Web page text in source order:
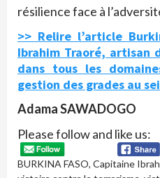
résilience face à
>> Relire l’article
Ibrahim Traoré, artisan
dans tous les
gestion des grades au
Adama SAWADOGO
Please follow and like us:
BURKINA FASO, Capitaine